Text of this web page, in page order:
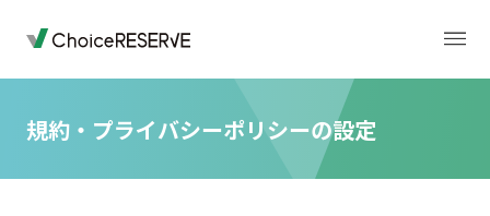
規約・プライバシーポリシーの設定